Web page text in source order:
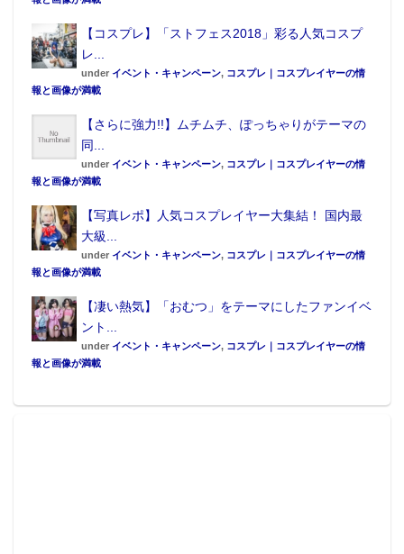
【コスプレ】「ストフェス2018」彩る人気コスプ
レ...
under イベント・キャンペーン, コスプレ｜コスプレイヤーの情
報と画像が満載
【さらに強力!!】ムチムチ、ぽっちゃりがテーマの
同...
under イベント・キャンペーン, コスプレ｜コスプレイヤーの情
報と画像が満載
【写真レポ】人気コスプレイヤー大集結！ 国内最
大級...
under イベント・キャンペーン, コスプレ｜コスプレイヤーの情
報と画像が満載
【凄い熱気】「おむつ」をテーマにしたファンイベ
ント...
under イベント・キャンペーン, コスプレ｜コスプレイヤーの情
報と画像が満載